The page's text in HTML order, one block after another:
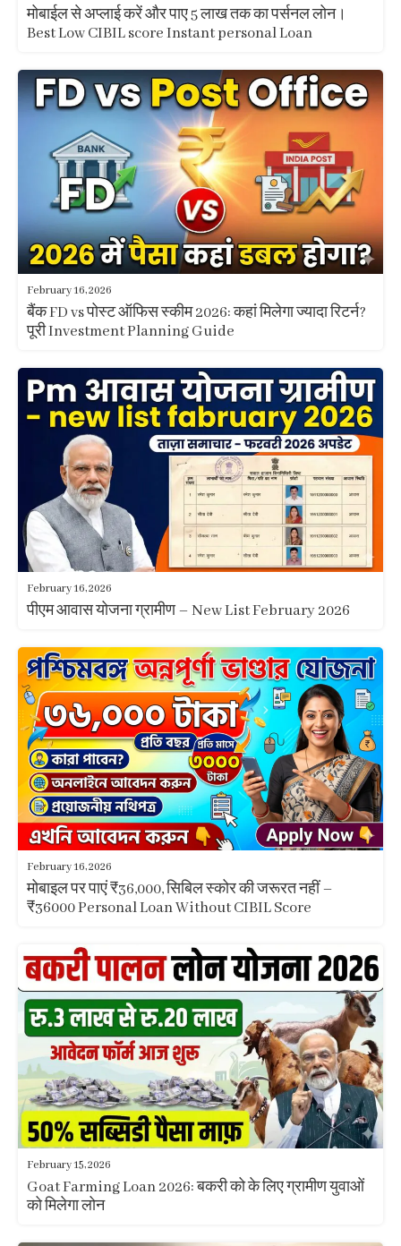
मोबाईल से अप्लाई करें और पाए 5 लाख तक का पर्सनल लोन।
Best Low CIBIL score Instant personal Loan
February 16, 2026
बैंक FD vs पोस्ट ऑफिस स्कीम 2026: कहां मिलेगा ज्यादा रिटर्न?
पूरी Investment Planning Guide
February 16, 2026
पीएम आवास योजना ग्रामीण – New List February 2026
February 16, 2026
मोबाइल पर पाएं ₹36,000, सिबिल स्कोर की जरूरत नहीं –
₹36000 Personal Loan Without CIBIL Score
February 15, 2026
Goat Farming Loan 2026: बकरी को के लिए ग्रामीण युवाओं
को मिलेगा लोन